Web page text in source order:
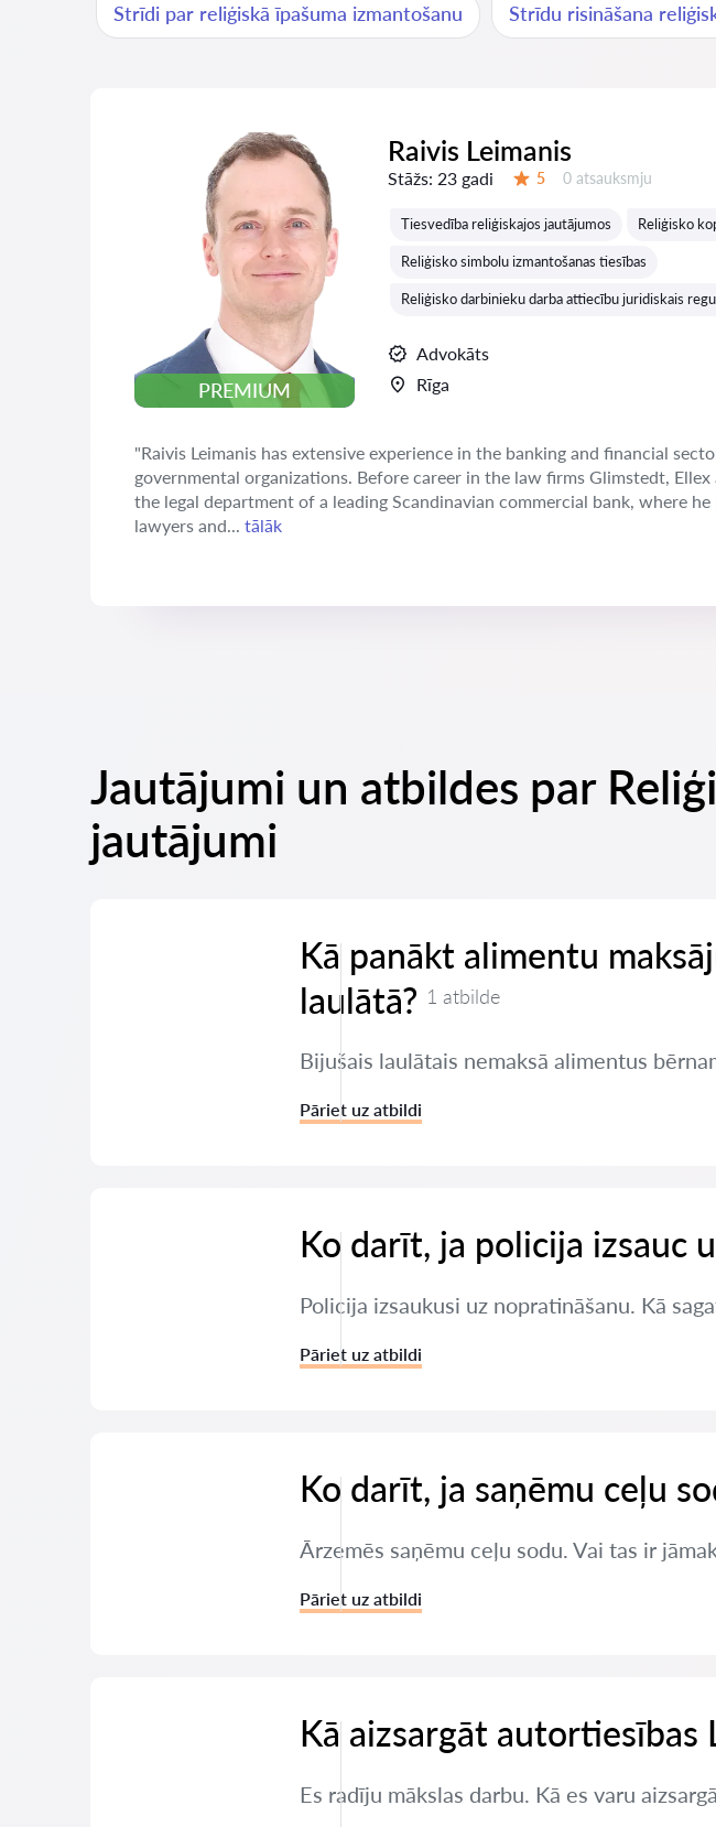
Strīdi par reliģiskā īpašuma izmantošanu Strīdu risināšana
PREMIUM
Raivis Leimanis
Stāžs: 23 gadi 5 Atsauksmes:
0 atsauksmju
Tiesvedība reliģiskajos jautājumos Reliģisko
Reliģisko simbolu izmantošanas tiesības
Reliģisko darbinieku darba attiecību juridiskais
Advokāts
Rīga
"Raivis Leimanis has extensive experience in the banking and financial
governmental organizations. Before career in the law firms Glimstedt,
the legal department of a leading Scandinavian commercial bank, where he
lawyers and... tālāk
Jautājumi un atbildes par
jautājumi
Kā panākt alimentu
laulātā? 1 atbilde
Bijušais laulātais nemaksā alimentus
Pāriet uz atbildi
Ko darīt, ja policija izsauc
Policija izsaukusi uz nopratināšanu. Kā
Pāriet uz atbildi
Ko darīt, ja saņēmu ceļu
Ārzemēs saņēmu ceļu sodu. Vai tas ir
Pāriet uz atbildi
Kā aizsargāt autortiesības
Es radīju mākslas darbu. Kā es varu